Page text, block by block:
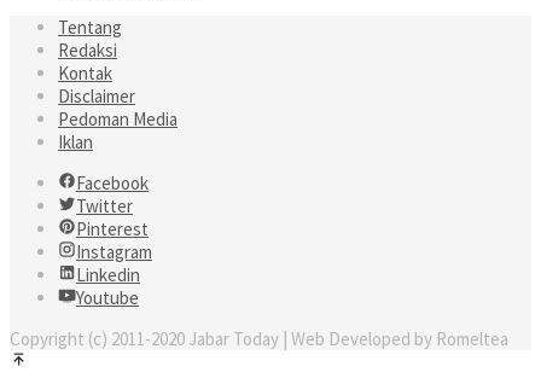
Tentang
Redaksi
Kontak
Disclaimer
Pedoman Media
Iklan
Facebook
Twitter
Pinterest
Instagram
Linkedin
Youtube
Copyright (c) 2011-2020 Jabar Today | Web Developed by Romeltea